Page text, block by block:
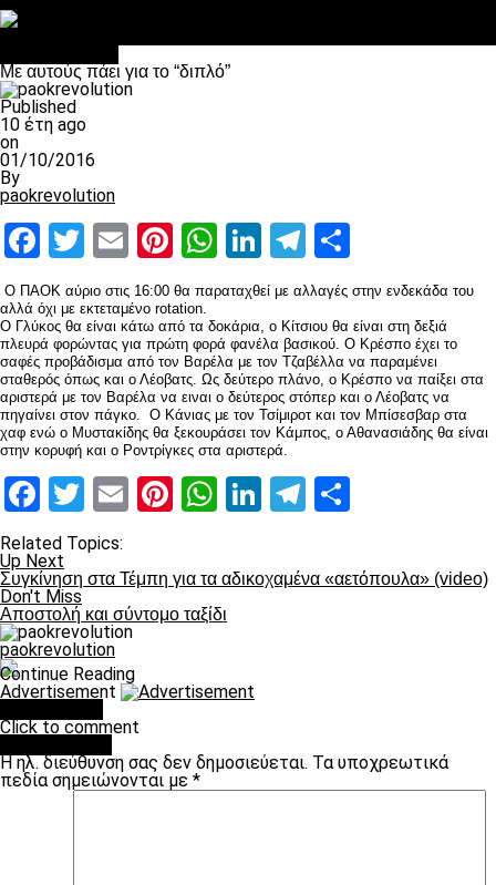
Με αυτούς πάει για το “διπλό”
Published
10 έτη ago
on
01/10/2016
By
paokrevolution
Facebook
Twitter
EmailPinterest
WhatsApp
LinkedIn
Telegram
Ο ΠΑΟΚ αύριο στις 16:00 θα παραταχθεί με αλλαγές στην ενδεκάδα του
αλλά όχι με εκτεταμένο rotation.
Ο Γλύκος θα είναι κάτω από τα δοκάρια, ο Κίτσιου θα είναι στη δεξιά
πλευρά φορώντας για πρώτη φορά φανέλα βασικού. Ο Κρέσπο έχει το
σαφές προβάδισμα από τον Βαρέλα με τον Τζαβέλλα να παραμένει
σταθερός όπως και ο Λέοβατς. Ως δεύτερο πλάνο, ο Κρέσπο να παίξει στα
αριστερά με τον Βαρέλα να ειναι ο δεύτερος στόπερ και ο Λέοβατς να
πηγαίνει στον πάγκο. Ο Κάνιας με τον Τσίμιροτ και τον Μπίσεσβαρ στα
χαφ ενώ ο Μυστακίδης θα ξεκουράσει τον Κάμπος, ο Αθανασιάδης θα είναι
στην κορυφή και ο Ροντρίγκες στα αριστερά.
Facebook
Twitter
EmailPinterest
WhatsApp
LinkedIn
Telegram
Related Topics:
Up Next
Συγκίνηση στα Τέμπη για τα αδικοχαμένα «αετόπουλα» (video)
Don't Miss
Αποστολή και σύντομο ταξίδι
paokrevolution
Continue Reading
Advertisement
Click to comment
Η ηλ. διεύθυνση σας δεν δημοσιεύεται. Τα υποχρεωτικά
πεδία σημειώνονται με *